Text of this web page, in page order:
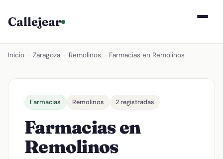
Callejear
Inicio Zaragoza Remolinos Farmacias en Remolinos
Farmacias Remolinos 2 registradas
Farmacias en
Remolinos